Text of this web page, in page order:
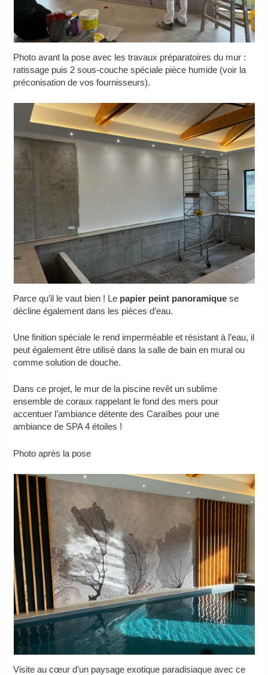
Photo avant la pose avec les travaux préparatoires du mur :
ratissage puis 2 sous-couche spéciale pièce humide (voir la
préconisation de vos fournisseurs).
Parce qu’il le vaut bien ! Le papier peint panoramique se
décline également dans les pièces d’eau.
Une finition spéciale le rend imperméable et résistant à l’eau, il
peut également être utilisé dans la salle de bain en mural ou
comme solution de douche.
Dans ce projet, le mur de la piscine revêt un sublime
ensemble de coraux rappelant le fond des mers pour
accentuer l’ambiance détente des Caraïbes pour une
ambiance de SPA 4 étoiles !
Photo après la pose
Visite au cœur d’un paysage exotique paradisiaque avec ce